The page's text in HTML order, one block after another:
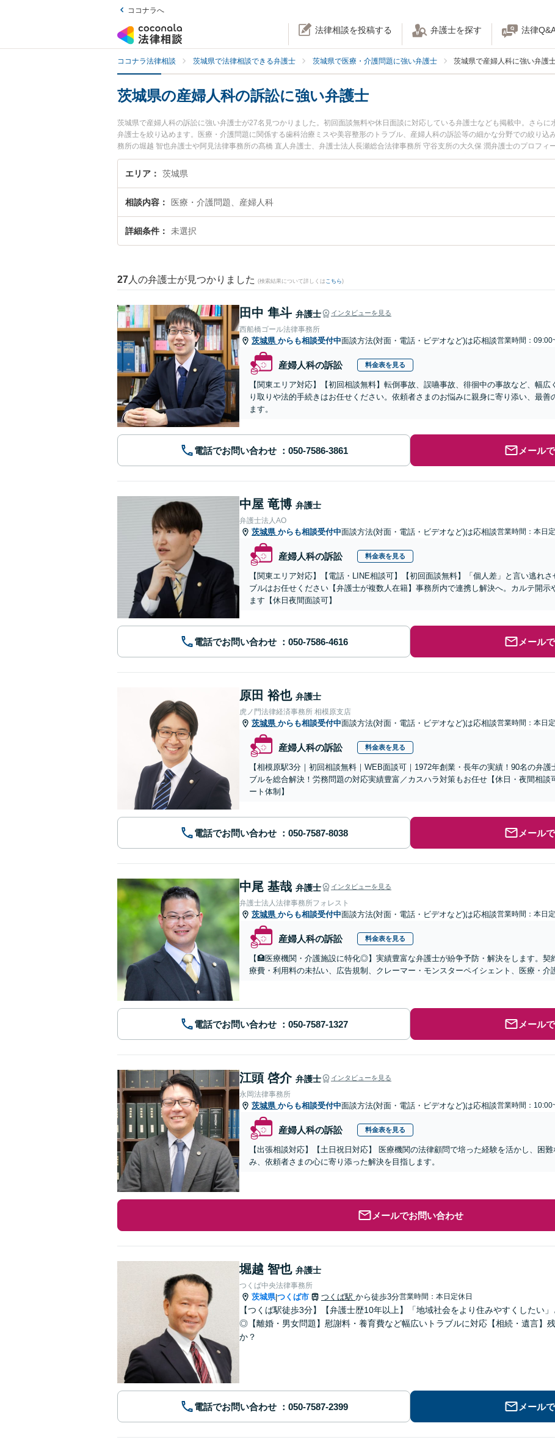
ココナラへ
法律相談を投稿する 弁護士を探す 法律
ココナラ法律相談 茨城県で法律相談できる弁護士 茨城県で医療・介護問題に強い弁護士 茨城県で産婦人科に強い弁護
茨城県の産婦人科の訴訟に強い弁護士
茨城県で産婦人科の訴訟に強い弁護士が27名見つかりました。初回面談無料や休日面談に対応している弁護士なども掲載中。さら
弁護士を絞り込めます。医療・介護問題に関係する歯科治療ミスや美容整形のトラブル、産婦人科の訴訟等の細かな分野での絞り込
務所の堀越 智也弁護士や阿見法律事務所の髙橋 直人弁護士、弁護士法人長瀬総合法律事務所 守谷支所の大久保 潤弁護士のプロフィ
います。『茨城県で土日や夜間に発生した産婦人科の訴訟のトラブルを今すぐに弁護士に相談したい』『産婦人科の訴訟のトラブル
『初回相談無料で産婦人科の訴訟を法律相談できる茨城県内の弁護士に相談予約したい』などでお困りの相談者さんにおすすめです。
エリア 茨城県
相談内容 医療・介護問題、産婦人科
詳細条件 未選択
27 人の弁護士が見つかりました (検索結果について詳しくは こちら)
田中 隼斗 弁護士 インタビューを見る
西船橋ゴール法律事務所
茨城県 からも相談受付中面談方法(対面・電話・ビデオなど)は応相談営業時間：
産婦人科の訴訟 料金表を見る
【関東エリア対応】【初回相談無料】転倒事故、誤嚥事故、徘徊中の事故など、幅
り取りや法的手続きはお任せください。依頼者さまのお悩みに親身に寄り添い、最善
ます。
電話でお問い合わせ メール
中屋 竜博 弁護士
弁護士法人AO
茨城県 からも相談受付中面談方法(対面・電話・ビデオなど)は応相談営業時間：本日
産婦人科の訴訟 料金表を見る
【関東エリア対応】【電話・LINE相談可】【初回面談無料】「個人差」と言い逃れ
ブルはお任せください【弁護士が複数人在籍】事務所内で連携し解決へ。カルテ開示
ます【休日夜間面談可】
電話でお問い合わせ メール
原田 裕也 弁護士
虎ノ門法律経済事務所 相模原支店
茨城県 からも相談受付中面談方法(対面・電話・ビデオなど)は応相談営業時間：本日
産婦人科の訴訟 料金表を見る
【相模原駅3分｜初回相談無料｜WEB面談可｜1972年創業・長年の実績！90名の弁
ブルを総合解決！労務問題の対応実績豊富／カスハラ対策もお任せ【休日・夜間相
ート体制】
電話でお問い合わせ メール
中尾 基哉 弁護士 インタビューを見る
弁護士法人法律事務所フォレスト
茨城県 からも相談受付中面談方法(対面・電話・ビデオなど)は応相談営業時間：本日
産婦人科の訴訟 料金表を見る
【🏥医療機関・介護施設に特化◎】実績豊富な弁護士が紛争予防・解決をします。
療費・利用料の未払い、広告規制、クレーマー・モンスターペイシェント、医療・介
電話でお問い合わせ メール
江頭 啓介 弁護士 インタビューを見る
永岡法律事務所
茨城県 からも相談受付中面談方法(対面・電話・ビデオなど)は応相談営業時間：
産婦人科の訴訟 料金表を見る
【出張相談対応】【土日祝日対応】 医療機関の法律顧問で培った経験を活かし、困
み、依頼者さまの心に寄り添った解決を目指します。
メールでお問い合わせ
堀越 智也 弁護士
つくば中央法律事務所
茨城県|つくば市 つくば駅 から徒歩3分営業時間：本日定休日
【つくば駅徒歩3分】【弁護士歴10年以上】「地域社会をより住みやすくしたい
◎【離婚・男女問題】慰謝料・養育費など幅広いトラブルに対応【相続・遺言】
か？
電話でお問い合わせ メール